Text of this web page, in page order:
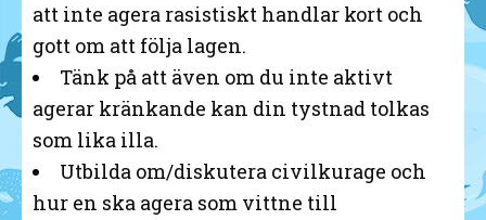
att inte agera rasistiskt handlar kort och
gott om att följa lagen.
Tänk på att även om du inte aktivt
agerar kränkande kan din tystnad tolkas
som lika illa.
Utbilda om/diskutera civilkurage och
hur en ska agera som vittne till